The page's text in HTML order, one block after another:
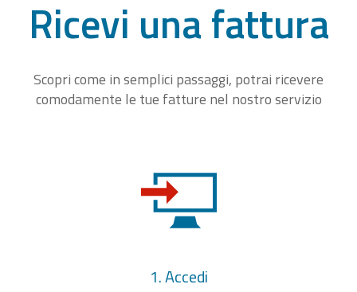
Ricevi una fattura
Scopri come in semplici passaggi, potrai ricevere
comodamente le tue fatture nel nostro servizio
1. Accedi